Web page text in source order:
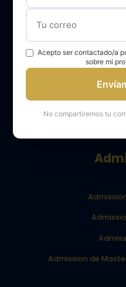
Opiniones de los
Resultados de los
Blog Your
Admission de
Acepto ser contactado/a
sobre mi
No compartiremos tu